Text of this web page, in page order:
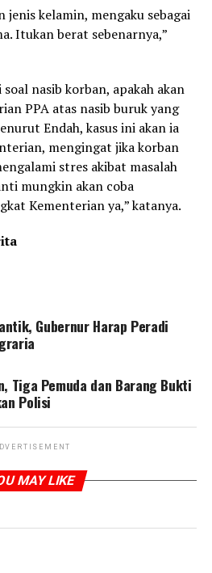
jenis kelamin, mengaku sebagai
Itukan berat sebenarnya,”
nasib korban, apakah akan
PPA atas nasib buruk yang
Endah, kasus ini akan ia
mengingat jika korban
stres akibat masalah
mungkin akan coba
Kementerian ya,” katanya.
Gubernur Harap Peradi
Tiga Pemuda dan Barang Bukti
Polisi
MAY LIKE